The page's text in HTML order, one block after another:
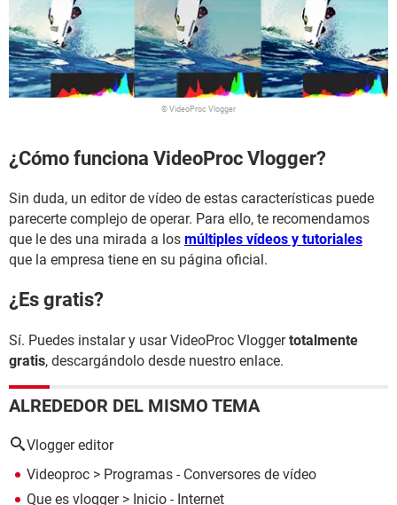
© VideoProc Vlogger
¿Cómo funciona VideoProc Vlogger?
Sin duda, un editor de vídeo de estas características puede
parecerte complejo de operar. Para ello, te recomendamos
que le des una mirada a los múltiples vídeos y tutoriales
que la empresa tiene en su página oficial.
¿Es gratis?
Sí. Puedes instalar y usar VideoProc Vloggertotalmente
gratis, descargándolo desde nuestro enlace.
ALREDEDOR DEL MISMO TEMA
Vlogger editor
Videoproc > Programas - Conversores de vídeo
Que es vlogger> Inicio - Internet